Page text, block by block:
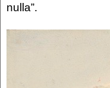
nulla”.